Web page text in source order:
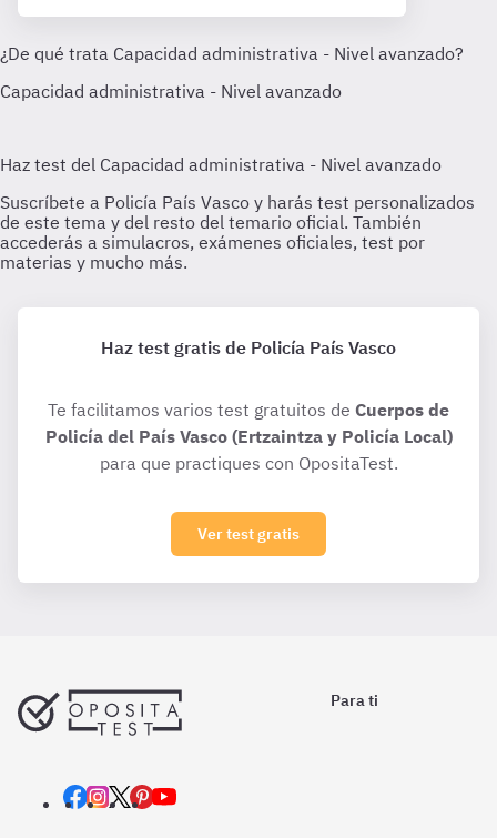
Haz test gratis de Policía País Vasco
Te facilitamos varios test gratuitos de Cuerpos de
Policía del País Vasco (Ertzaintza y Policía Local)
para que practiques con OpositaTest.
Ver test gratis
Para ti